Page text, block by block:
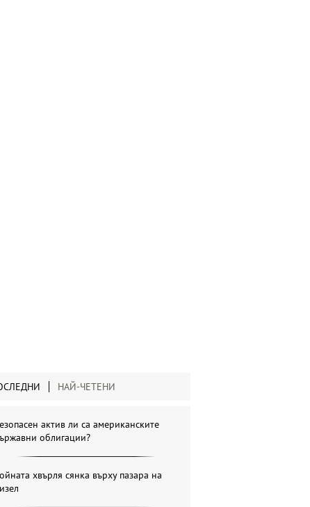
НАЙ-ЧЕТЕНИ
актив ли са американските
облигации?
хвърля сянка върху пазара на